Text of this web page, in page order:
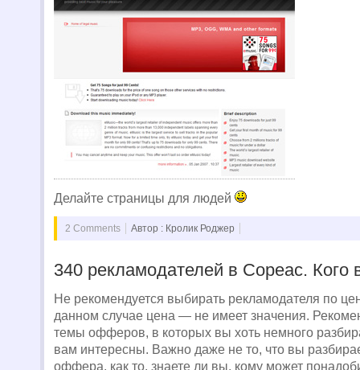
Делайте страницы для людей
2 Comments Автор : Кролик Роджер
340 рекламодателей в Copeac. Кого
Не рекомендуется выбирать рекламодателя по
данном случае цена — не имеет значения.
темы офферов, в которых вы хоть немного
вам интересны. Важно даже не то, что вы
оффера, как то, знаете ли вы, кому может